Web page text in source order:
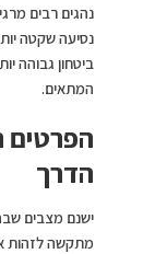
נהגים רבים
נסיעה שקטה
ביטחון גבוהה
המתאים.
הפרטים
הדרך
ישנם מצבים
מתקשה לזהות